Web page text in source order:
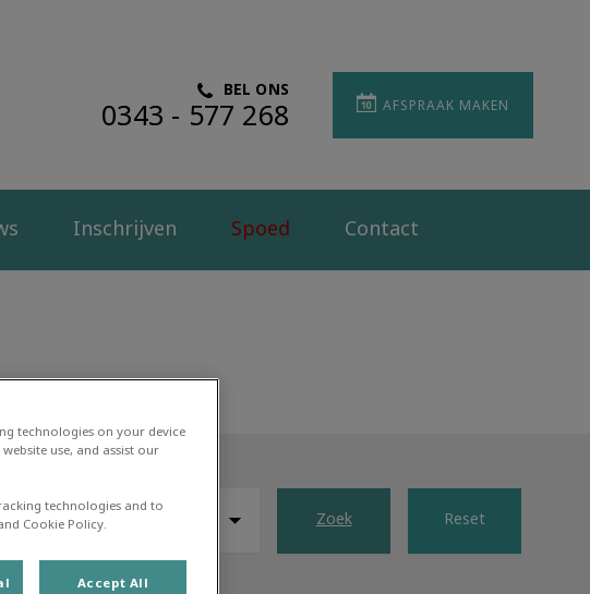
BEL ONS
0343 - 577 268 AFSPRAAK MAKEN
Inschrijven Spoed Contact
met Zoek Reset
technologies on your device
use, and assist our
technologies and to
Cookie Policy.
Accept All